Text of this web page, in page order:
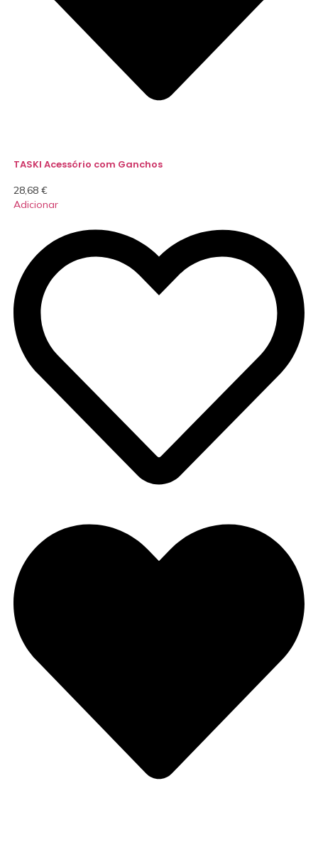
TASKI Acessório com Ganchos
28,68 €
Adicionar